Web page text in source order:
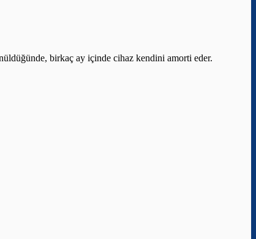
birkaç ay içinde cihaz kendini amorti eder.